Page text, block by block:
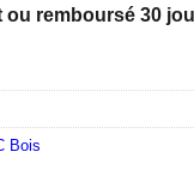
ou remboursé 30
Bois